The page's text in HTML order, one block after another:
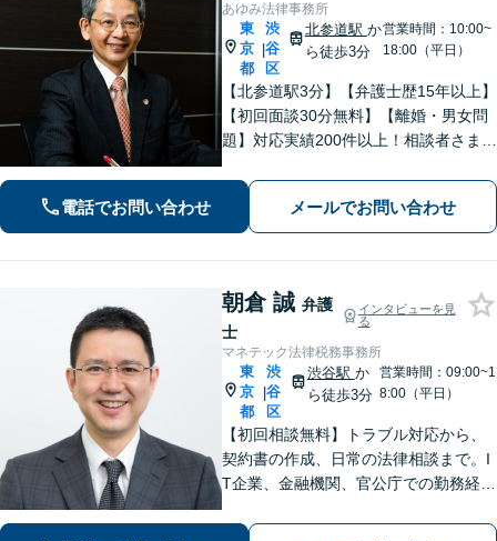
あゆみ法律事務所
東
京
都
|
渋
谷
区
北参道駅 か
ら徒歩3分
営業時間：10:00~
18:00（平日）
【北参道駅3分】【弁護士歴15年以上】
【初回面談30分無料】【離婚・男女問
題】対応実績200件以上！相談者さまが
通事故】後遺障害等級非該当から高次
脳機能障害などの高額賠償まで解決実
績多数！
電話でお問い合わせ メールでお問い合わせ
朝倉 誠 弁護
士
インタビューを見
る
マネテック法律税務事務所
東
京
都
|
渋
谷
区
渋谷駅 か
ら徒歩3分
営業時間：09:00~1
8:00（平日）
【初回相談無料】トラブル対応から、
契約書の作成、日常の法律相談まで。I
T企業、金融機関、官公庁での勤務経験
を解決に導きます。【電話・メール・